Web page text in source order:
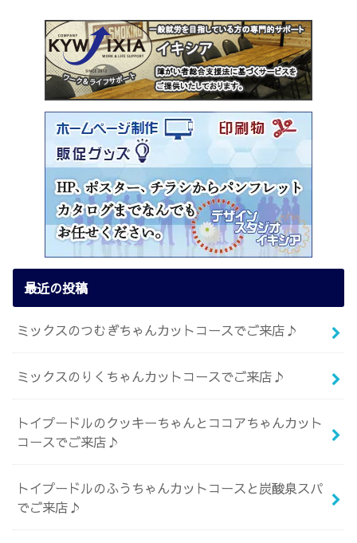
最近の投稿
ミックスのつむぎちゃんカットコースでご来店♪
ミックスのりくちゃんカットコースでご来店♪
トイプードルのクッキーちゃんとココアちゃんカット
コースでご来店♪
トイプードルのふうちゃんカットコースと炭酸泉スパ
でご来店♪